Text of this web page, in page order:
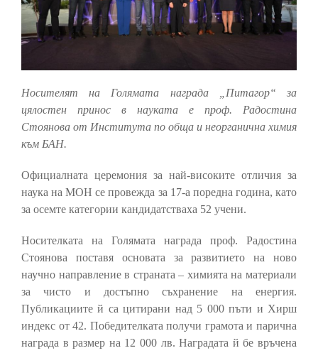
Носителят на Голямата награда „Питагор“ за
цялостен принос в науката е проф. Радостина
Стоянова от Института по обща и неорганична химия
към БАН.
Официалната церемония за най-високите отличия за
наука на МОН се провежда за 17-а поредна година, като
за осемте категории кандидатстваха 52 учени.
Носителката на Голямата награда проф. Радостина
Стоянова поставя основата за развитието на ново
научно направление в страната – химията на материали
за чисто и достъпно съхранение на енергия.
Публикациите й са цитирани над 5 000 пъти и Хирш
индекс от 42. Победителката получи грамота и парична
награда в размер на 12 000 лв. Наградата й бе връчена